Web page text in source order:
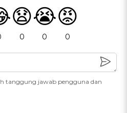
😧
0
😭
0
😡
0
tanggung jawab pengguna dan